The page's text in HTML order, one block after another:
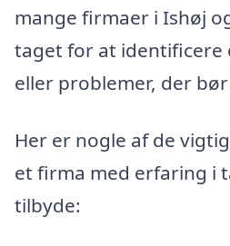
mange firmaer i Ishøj
taget for at identificere
eller problemer, der
Her er nogle af de
et firma med erfaring i
tilbyde: